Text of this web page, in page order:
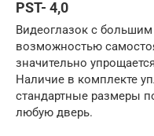
PST- 4,0
Видеоглазок с
возможностью
значительно
Наличие в комплекте
стандартные размеры
любую дверь.